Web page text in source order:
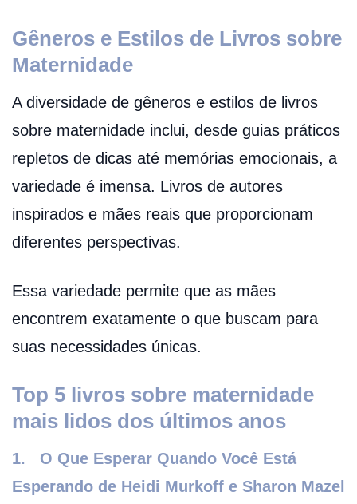
Gêneros e Estilos de Livros sobre
Maternidade
A diversidade de gêneros e estilos de livros
sobre maternidade inclui, desde guias práticos
repletos de dicas até memórias emocionais, a
variedade é imensa. Livros de autores
inspirados e mães reais que proporcionam
diferentes perspectivas.
Essa variedade permite que as mães
encontrem exatamente o que buscam para
suas necessidades únicas.
Top 5 livros sobre maternidade
mais lidos dos últimos anos
1. O Que Esperar Quando Você Está
Esperando de Heidi Murkoff e Sharon Mazel